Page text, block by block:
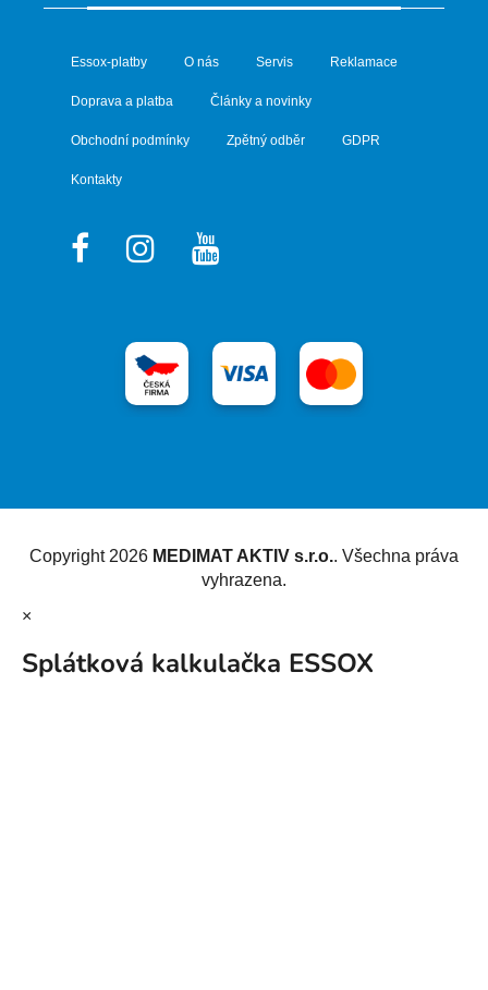
Essox-platby O nás Servis Reklamace
Doprava a platba Články a novinky
Obchodní podmínky Zpětný odběr GDPR
Kontakty
Copyright 2026 MEDIMAT AKTIV s.r.o.. Všechna práva
vyhrazena.
×
Splátková kalkulačka ESSOX